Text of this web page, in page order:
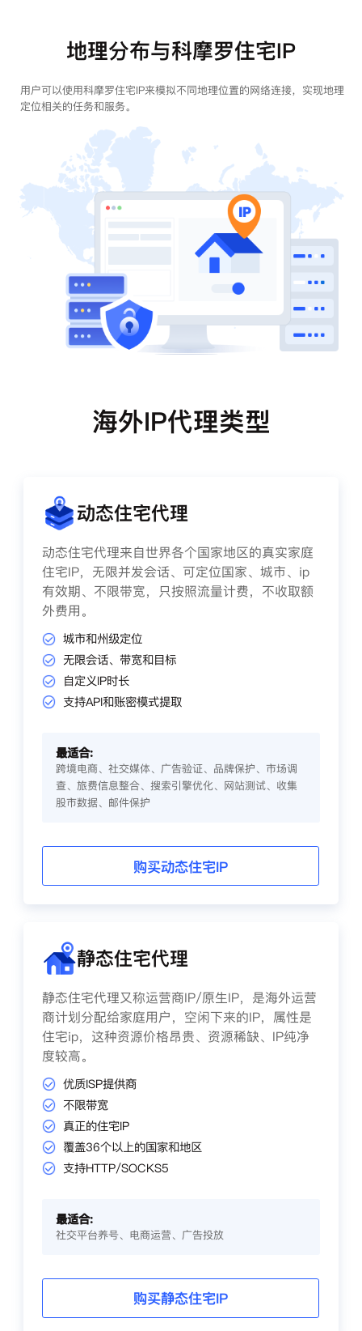
地理分布与科摩罗住宅IP
用户可以使用科摩罗住宅IP来模拟不同地理位置的网络连接，实现地理
定位相关的任务和服务。
海外IP代理类型
动态住宅代理
动态住宅代理来自世界各个国家地区的真实家庭
住宅IP，无限并发会话、可定位国家、城市、ip
有效期、不限带宽，只按照流量计费，不收取额
外费用。
城市和州级定位
无限会话、带宽和目标
自定义IP时长
支持API和账密模式提取
最适合:
跨境电商、社交媒体、广告验证、品牌保护、市场调
查、旅费信息整合、搜索引擎优化、网站测试、收集
股市数据、邮件保护
购买动态住宅IP
静态住宅代理
静态住宅代理又称运营商IP/原生IP，是海外运营
商计划分配给家庭用户，空闲下来的IP，属性是
住宅ip，这种资源价格昂贵、资源稀缺、IP纯净
度较高。
优质ISP提供商
不限带宽
真正的住宅IP
覆盖36个以上的国家和地区
支持HTTP/SOCKS5
最适合:
社交平台养号、电商运营、广告投放
购买静态住宅IP